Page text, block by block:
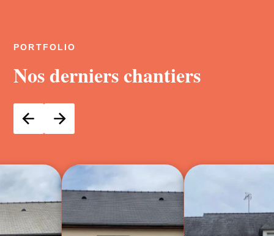
PORTFOLIO
Nos derniers chantiers